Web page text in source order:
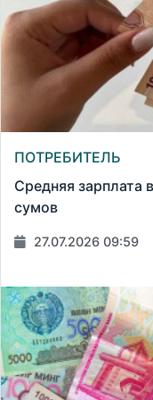
ПОТРЕБИТЕЛЬ
Средняя зарплата
сумов
27.07.2026 09:59